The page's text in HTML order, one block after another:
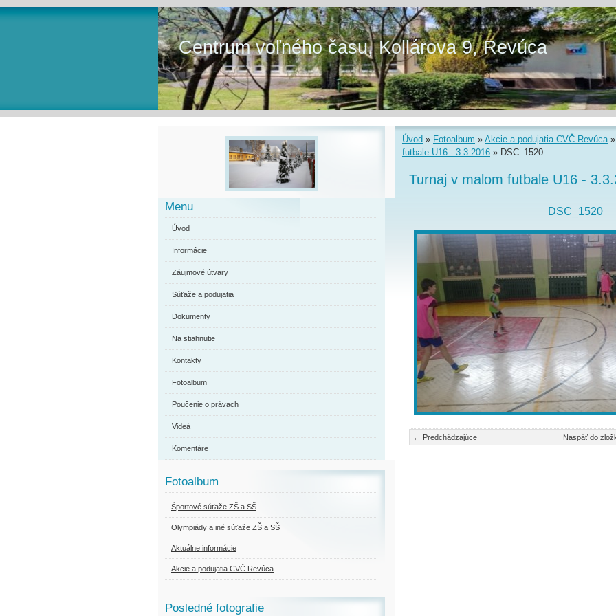
Centrum voľného času, Kollárova 9, Revúca
Úvod » Fotoalbum » Akcie a podujatia CVČ Revúca
futbale U16 - 3.3.2016 » DSC_1520
Turnaj v malom futbale U16 -
DSC_1520
← Predchádzajúce Naspäť do
Menu
Úvod
Informácie
Záujmové útvary
Súťaže a podujatia
Dokumenty
Na stiahnutie
Kontakty
Fotoalbum
Poučenie o právach
Videá
Komentáre
Fotoalbum
Športové súťaže ZŠ a SŠ
Olympiády a iné súťaže ZŠ a SŠ
Aktuálne informácie
Akcie a podujatia CVČ Revúca
Posledné fotografie